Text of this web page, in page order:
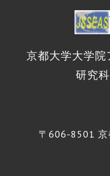
京都大学大学
研究
〒606-8501 京